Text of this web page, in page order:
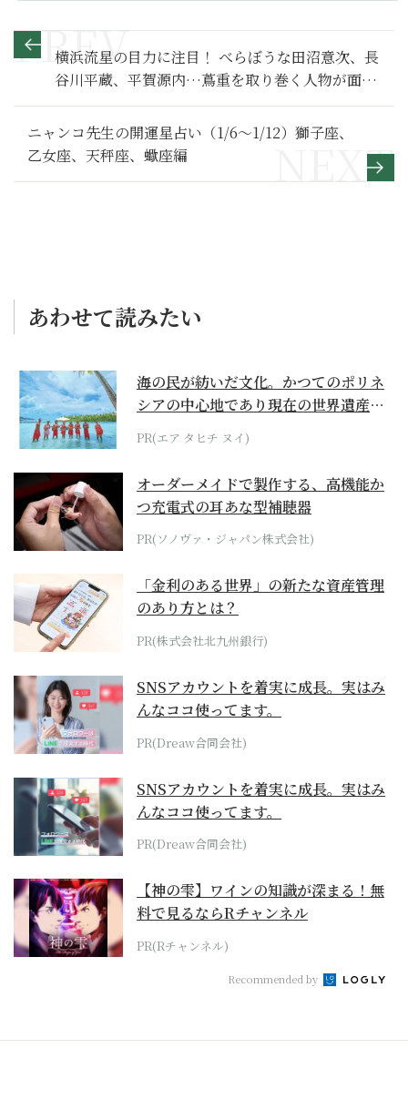
横浜流星の目力に注目！ べらぼうな田沼意次、長
谷川平蔵、平賀源内…蔦重を取り巻く人物が面白
い！【べらぼう～蔦重栄華乃夢噺～ 満喫リポー
ト】１
ニャンコ先生の開運星占い（1/6～1/12）獅子座、
乙女座、天秤座、蠍座編
あわせて読みたい
海の民が紡いだ文化。かつてのポリネ
シアの中心地であり現在の世界遺産か
らみえてくる...
PR(エア タヒチ ヌイ)
オーダーメイドで製作する、高機能か
つ充電式の耳あな型補聴器
PR(ソノヴァ・ジャパン株式会社)
「金利のある世界」の新たな資産管理
のあり方とは？
PR(株式会社北九州銀行)
SNSアカウントを着実に成長。実はみ
んなココ使ってます。
PR(Dreaw合同会社)
SNSアカウントを着実に成長。実はみ
んなココ使ってます。
PR(Dreaw合同会社)
【神の雫】ワインの知識が深まる！無
料で見るならRチャンネル
PR(Rチャンネル)
Recommended by